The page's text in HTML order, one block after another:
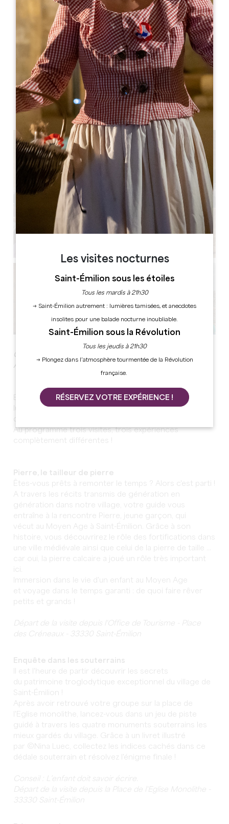
CONTES ET LÉGENDES POUR LES ENFANTS DE 5 À 12
ANS
Emmenez vos enfants dans un voyage-découverte
ludique et pédagogique grâce aux différents éléments
Au programme trois visites, trois expériences
complètement différentes !
Pierre, le tailleur de pierre
Êtes-vous prêts à remonter le temps ? Alors c'est parti !
A travers les récits transmis de génération en
génération dans notre village, votre guide vous
entraîne à la rencontre Pierre, jeune garçon, qui
vécut au Moyen Age à Saint-Émilion. Grâce à son
histoire, vous découvrirez le rôle des fortifications dans
une ville médiévale ainsi que celui de la pierre de taille ...
car oui, la pierre calcaire a joué un rôle très important
ici.
Immersion dans le vie d'un enfant au Moyen Age
et voyage dans le temps garanti : de quoi faire rêver
petits et grands !
Départ de la visite depuis l'Office de Tourisme - Place
des Créneaux - 33330 Saint-Émilion
Enquête dans les souterrains
Il est l'heure de partir découvrir les secrets
du patrimoine troglodytique exceptionnel du village de
Saint-Émilion !
Après avoir retrouvé votre groupe sur la place de
l'Eglise monolithe, lancez-vous dans un jeu de piste
guidé à travers les quatre monuments souterrains les
mieux gardés du village. Grâce à un livret illustré
par ©Nina Luec, collectez les indices cachés dans ce
dédale souterrain et résolvez l'énigme finale !
Conseil : L’enfant doit savoir écrire.
Départ de la visite depuis la Place de l'Eglise Monolithe -
33330 Saint-Émilion
05 57 55 28 28
accueil@saint-emilion-tourisme.com
MOIS D'OUVERTURE
J F M A M J J A S O N D
JOURS D'OUVERTURE
L
AM
PM
M
AM
PM
M
AM
PM
J
AM
PM
V
AM
PM
S
AM
PM
D
AM
PM
Les visites nocturnes
Saint-Émilion sous les étoiles
Tous les mardis à 21h30
→ Saint-Émilion autrement : lumières tamisées, et anecdotes
insolites pour une balade nocturne inoubliable.
Saint-Émilion sous la Révolution
Tous les jeudis à 21h30
→ Plongez dans l’atmosphère tourmentée de la Révolution
française.
RÉSERVEZ VOTRE EXPÉRIENCE !